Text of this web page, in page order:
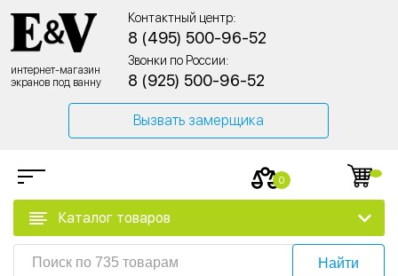
интернет-магазин
экранов под ванну
Контактный центр:
8 (495) 500-96-52
Звонки по России:
8 (925) 500-96-52
Вызвать замерщика
0
Каталог товаров
Найти